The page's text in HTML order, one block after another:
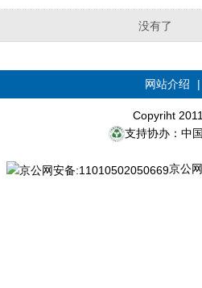
没有了
网站介绍
Copyriht
支持协办：中
京公